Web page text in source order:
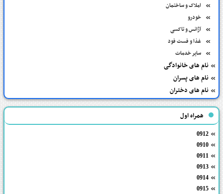
املاک و ساختمان
خودرو
آژانس و تاکسی
غذا و فست فود
سایر خدمات
نام های خانوادگی
نام های پسران
نام های دختران
همراه اول
0912
0910
0911
0913
0914
0915